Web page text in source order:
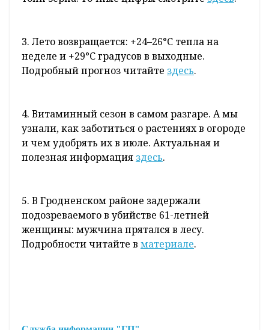
аграрии намолотили более 1,5 миллиона
тонн зерна. Точные цифры смотрите здесь.